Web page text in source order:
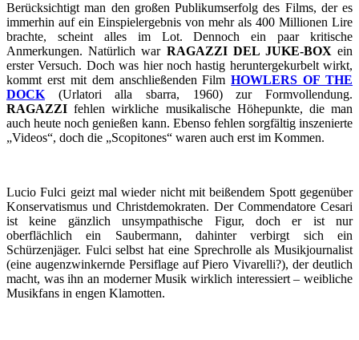
Berücksichtigt man den großen Publikumserfolg des Films, der es
immerhin auf ein Einspielergebnis von mehr als 400 Millionen Lire
brachte, scheint alles im Lot. Dennoch ein paar kritische
Anmerkungen. Natürlich war RAGAZZI DEL JUKE-BOX ein
erster Versuch. Doch was hier noch hastig heruntergekurbelt wirkt,
kommt erst mit dem anschließenden FilmHOWLERS OF THE
DOCK (Urlatori alla sbarra, 1960) zur Formvollendung.
RAGAZZI fehlen wirkliche musikalische Höhepunkte, die man
auch heute noch genießen kann. Ebenso fehlen sorgfältig inszenierte
„Videos“, doch die „Scopitones“ waren auch erst im Kommen.
Lucio Fulci geizt mal wieder nicht mit beißendem Spott gegenüber
Konservatismus und Christdemokraten. Der Commendatore Cesari
ist keine gänzlich unsympathische Figur, doch er ist nur
oberflächlich ein Saubermann, dahinter verbirgt sich ein
Schürzenjäger. Fulci selbst hat eine Sprechrolle als Musikjournalist
(eine augenzwinkernde Persiflage auf Piero Vivarelli?), der deutlich
macht, was ihn an moderner Musik wirklich interessiert – weibliche
Musikfans in engen Klamotten.